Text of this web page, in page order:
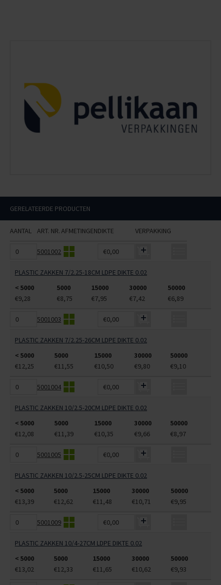
GERELATEERDE PRODUCTEN
AANTAL ART. NR.AFMETINGENDIKTE VERPAKKING
5001002 €0,00
PLASTIC ZAKKEN 7/2.25-18CM LDPE DIKTE 0.02
< 5000
5000 15000 30000
50000
€9,28
€8,75 €7,95 €7,42 €6,89
5001003 €0,00
PLASTIC ZAKKEN 7/2.25-26CM LDPE DIKTE 0.02
< 5000
5000 15000 30000
50000
€12,25
€11,55 €10,50 €9,80 €9,10
5001004 €0,00
PLASTIC ZAKKEN 10/2.5-20CM LDPE DIKTE 0.02
< 5000
5000 15000 30000
50000
€12,08
€11,39 €10,35 €9,66 €8,97
5001005 €0,00
PLASTIC ZAKKEN 10/2.5-25CM LDPE DIKTE 0.02
< 5000
5000 15000 30000
50000
€13,39
€12,62 €11,48 €10,71 €9,95
5001009 €0,00
PLASTIC ZAKKEN 10/4-27CM LDPE DIKTE 0.02
< 5000
5000 15000 30000
50000
€13,02
€12,33 €11,65 €10,62 €9,93